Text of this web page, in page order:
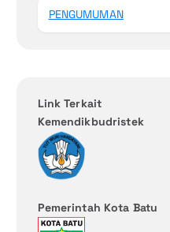
PENGUMUMAN
Link Terkait
Kemendikbudristek
Pemerintah Kota Batu